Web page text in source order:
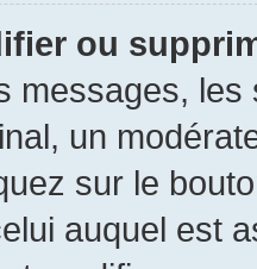
ou
messages,
un
sur le
auquel est